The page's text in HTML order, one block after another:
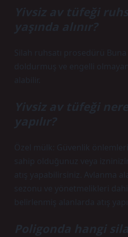
Yivsiz av tüfeği
yaşında alınır?
Silah ruhsatı prosedürü Buna
doldurmuş ve engelli
alabilir.
Yivsiz av tüfeği
yapılır?
Özel mülk: Güvenlik önlemleri
sahip olduğunuz veya
atış yapabilirsiniz. Avlanma
sezonu ve yönetmelikleri
belirlenmiş alanlarda atış
Poligonda hangi